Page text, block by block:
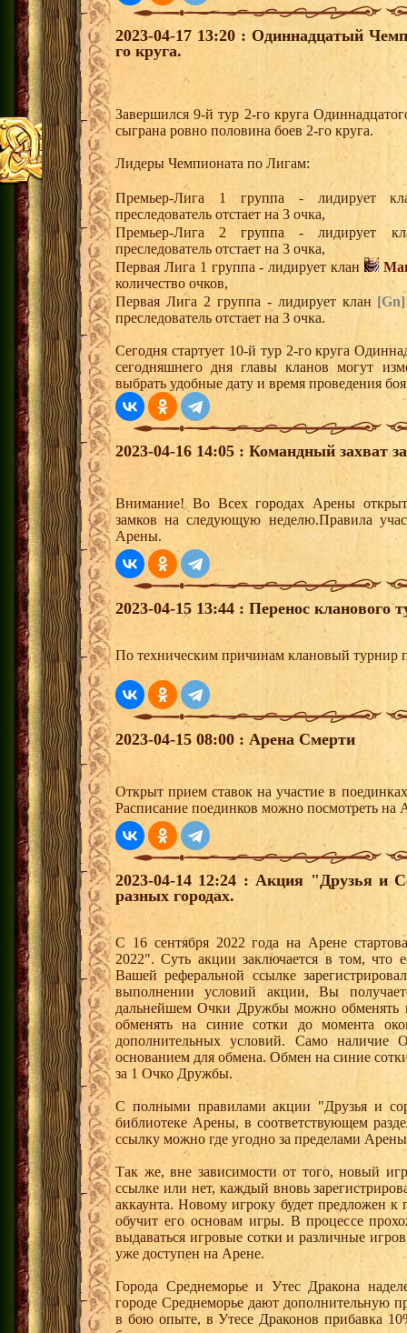
2023-04-17 13:20 : Одиннадцатый
го круга.
Завершился 9-й тур 2-го круга
сыграна ровно половина боев 2-го круга.
Лидеры Чемпионата по Лигам:
Премьер-Лига 1 группа - лидирует
преследователь отстает на 3 очка,
Премьер-Лига 2 группа - лидирует
преследователь отстает на 3 очка,
Первая Лига 1 группа - лидирует клан
количество очков,
Первая Лига 2 группа - лидирует клан [Gn]
преследователь отстает на 3 очка.
Сегодня стартует 10-й тур 2-го круга
сегодняшнего дня главы кланов могут
выбрать удобные дату и время проведения
2023-04-16 14:05 : Командный захват
Внимание! Во Всех городах Арены
замков на следующую неделю.Правила
Арены.
2023-04-15 13:44 : Перенос кланового
По техническим причинам клановый турнир
2023-04-15 08:00 : Арена Смерти
Открыт прием ставок на участие в
Расписание поединков можно посмотреть на
2023-04-14 12:24 : Акция "Друзья и
разных городах.
С 16 сентября 2022 года на Арене
2022". Суть акции заключается в том, что
Вашей реферальной ссылке
выполнении условий акции, Вы
дальнейшем Очки Дружбы можно
обменять на синие сотки до момента
дополнительных условий. Само наличие
основанием для обмена. Обмен на синие
за 1 Очко Дружбы.
С полными правилами акции "Друзья и
библиотеке Арены, в соответствующем
ссылку можно где угодно за пределами
Так же, вне зависимости от того, новый
ссылке или нет, каждый вновь
аккаунта. Новому игроку будет предложен
обучит его основам игры. В процессе
выдаваться игровые сотки и различные
уже доступен на Арене.
Города Среднеморье и Утес Дракона
городе Среднеморье дают дополнительную
в бою опыте, в Утесе Драконов прибавка